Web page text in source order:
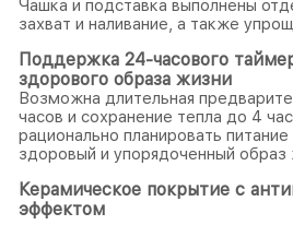
Чашка и подставка выполнены
захват и наливание, а также
Поддержка 24-часового
здорового образа жизни
Возможна длительная
часов и сохранение тепла до 4
рационально планировать
здоровый и упорядоченный образ
Керамическое покрытие с
эффектом